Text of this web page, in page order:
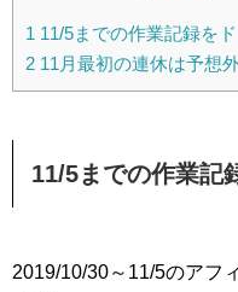
1 11/5までの作業記録を
2 11月最初の連休は予想
11/5までの作業記
2019/10/30～11/5のアフ